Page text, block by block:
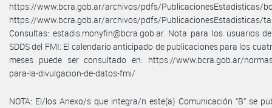
https://www.bcra.gob.ar/archivos/pdfs/PublicacionesEstadisticas/
https://www.bcra.gob.ar/archivos/pdfs/PublicacionesEstadisticas/
Consultas: estadis.monyfin@bcra.gob.ar. Nota para los usuarios
SDDS del FMI: El calendario anticipado de publicaciones para los
meses puede ser consultado en: https://www.bcra.gob.ar/
para-la-divulgacion-de-datos-fmi/
NOTA: El/los Anexo/s que integra/n este(a) Comunicación “B” se